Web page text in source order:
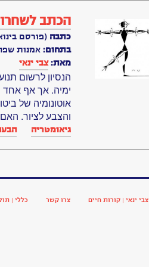
הכתב
כתבה (פורסם בינואר,
בתחום: אמנות
מאת:צבי ינאי
הנסיון לרשום
ימיה. אך אף אחד
אוטונומיה של
והצבע לציור.
גיאומטריה
צבי ינאי | קורות חיים צרו קשר כללי |